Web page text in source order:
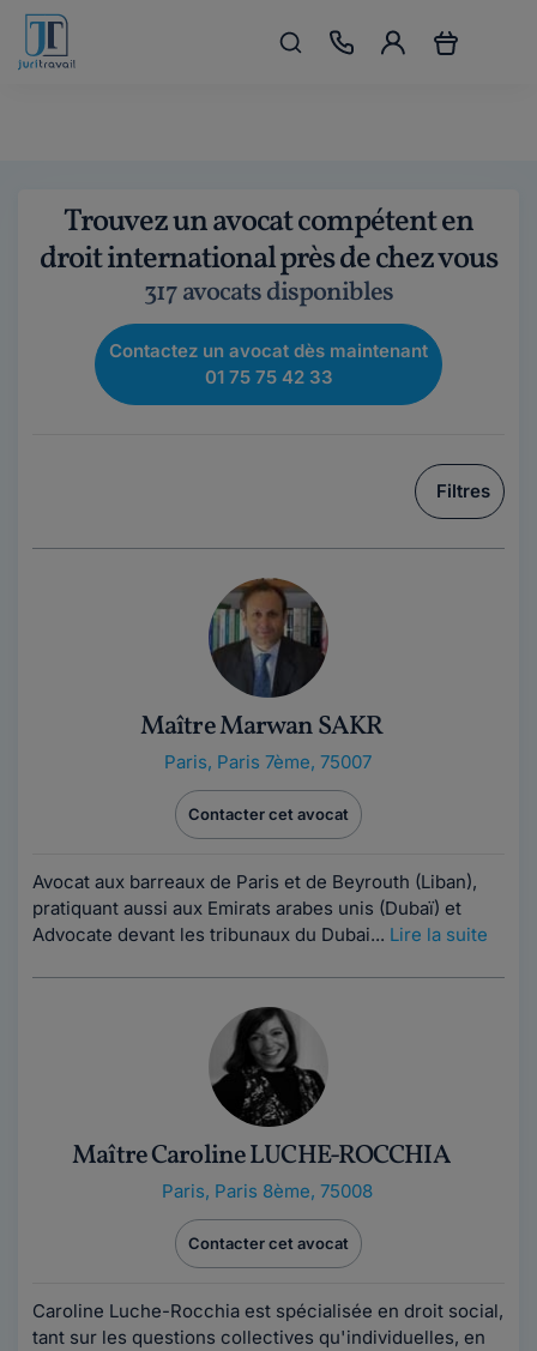
Trouvez un avocat compétent en
droit international près de chez vous
317 avocats disponibles
Contactez un avocat dès maintenant
01 75 75 42 33
Filtres
Maître Marwan SAKR
Paris, Paris 7ème, 75007
Contacter cet avocat
Avocat aux barreaux de Paris et de Beyrouth (Liban),
pratiquant aussi aux Emirats arabes unis (Dubaï) et
Advocate devant les tribunaux du Dubai... Lire la suite
Maître Caroline LUCHE-ROCCHIA
Paris, Paris 8ème, 75008
Contacter cet avocat
Caroline Luche-Rocchia est spécialisée en droit social,
tant sur les questions collectives qu'individuelles, en